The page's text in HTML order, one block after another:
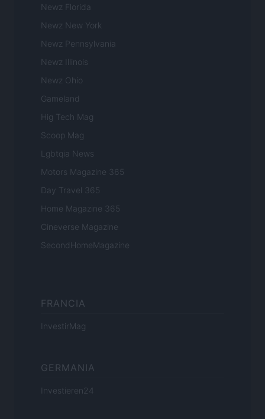
Newz Florida
Newz New York
Newz Pennsylvania
Newz Illinois
Newz Ohio
Gameland
Hig Tech Mag
Scoop Mag
Lgbtqia News
Motors Magazine 365
Day Travel 365
Home Magazine 365
Cineverse Magazine
SecondHomeMagazine
FRANCIA
InvestirMag
GERMANIA
Investieren24